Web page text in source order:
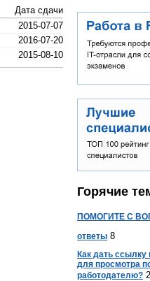
Дата сдачи
2015-07-07
2016-07-20
2015-08-10
Горячие
ПОМОГИТЕ С
ответы 8
Как дать
для просмотра
работодателю? 2